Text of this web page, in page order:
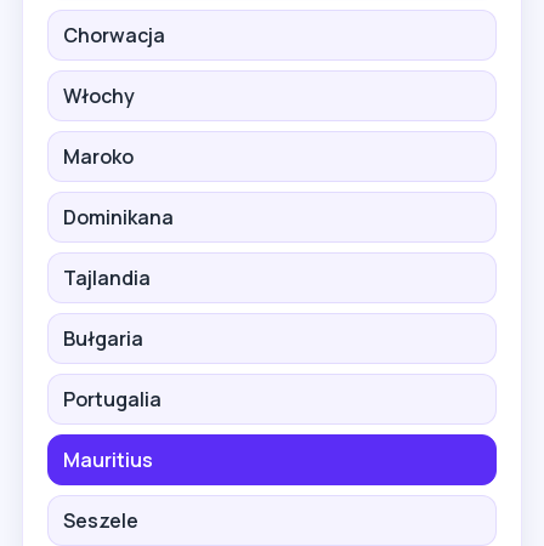
Chorwacja
Włochy
Maroko
Dominikana
Tajlandia
Bułgaria
Portugalia
Mauritius
Seszele